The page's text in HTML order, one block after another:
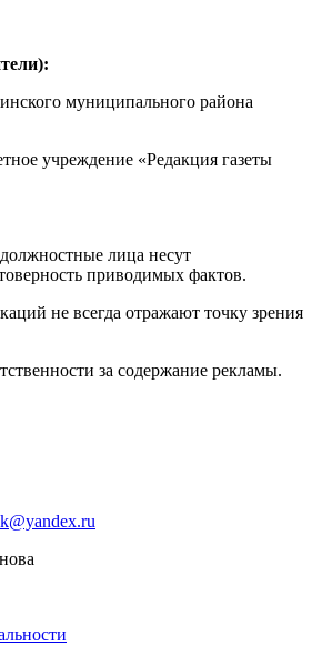
муниципального района
учреждение «Редакция газеты
лица несут
приводимых фактов.
не всегда отражают точку зрения
за содержание рекламы.